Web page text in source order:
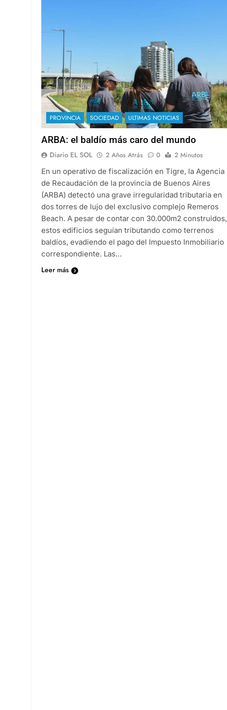
PROVINCIA SOCIEDAD ULTIMAS NOTICIAS
ARBA: el baldío más caro del mundo
Diario EL SOL 2 Años Atrás 0
2 Minutos
En un operativo de fiscalización en Tigre, la Agencia
de Recaudación de la provincia de Buenos Aires
(ARBA) detectó una grave irregularidad tributaria en
dos torres de lujo del exclusivo complejo Remeros
Beach. A pesar de contar con 30.000m2 construidos,
estos edificios seguían tributando como terrenos
baldíos, evadiendo el pago del Impuesto Inmobiliario
correspondiente. Las…
Leer más